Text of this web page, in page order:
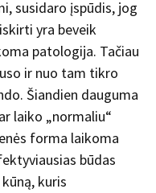
susidaro įspūdis, jog
yra beveik
patologija. Tačiau
ir nuo tam tikro
Šiandien dauguma
laiko „normaliu“
forma laikoma
būdas
kuris